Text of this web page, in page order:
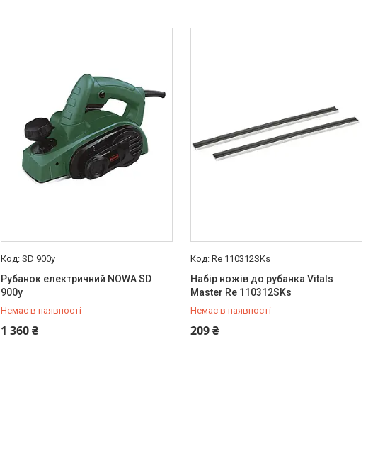
SD 900y
Рубанок електричний NOWA SD
900y
Немає в наявності
1 360 ₴
+380 (93) 434-61-54
Re 110312SKs
Набір ножів до рубанка Vitals
Master Re 110312SKs
Немає в наявності
209 ₴
+380 (93) 434-61-54